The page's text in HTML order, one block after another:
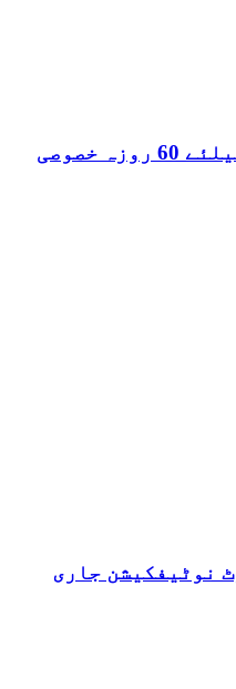
پاکستان کا ایران ٹریڈ کیلئے 60 روزہ خصوصی